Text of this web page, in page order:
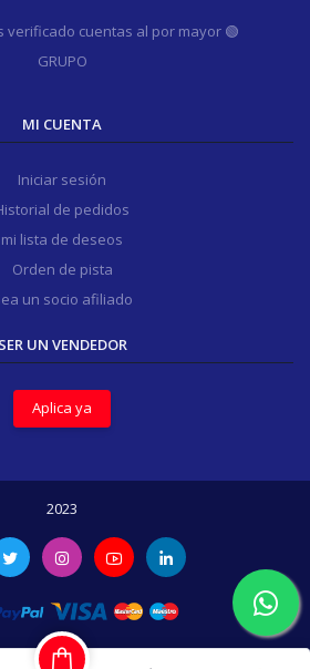
verificado cuentas al por mayor 🟢
GRUPO
MI CUENTA
Iniciar sesión
de pedidos
mi lista de deseos
Orden de pista
un socio afiliado
SER UN VENDEDOR
Aplica ya
2023